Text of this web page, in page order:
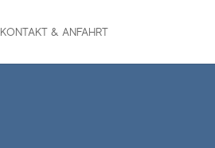
KONTAKT & ANFAHRT